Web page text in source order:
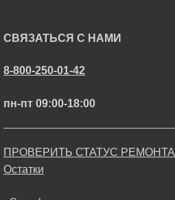
СВЯЗАТЬСЯ С НАМИ
8-800-250-01-42
пн-пт 09:00-18:00
ПРОВЕРИТЬ СТАТУС РЕМОНТА
Остатки